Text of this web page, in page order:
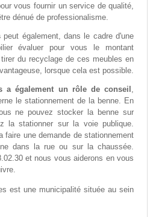
vous fournir un service de qualité,
dénué de professionalisme.
peut également, dans le cadre d'une
évaluer pour vous le montant
du recyclage de ces meubles en
lorsque cela est possible.
a également un rôle de conseil ,
le stationnement de la benne. En
ne pouvez stocker la benne sur
la stationner sur la voie publique.
faire une demande de stationnement
dans la rue ou sur la chaussée.
et nous vous aiderons en vous
est une municipalité située au sein